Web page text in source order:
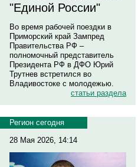
"Единой России"
Во время рабочей поездки в
Приморский край Зампред
Правительства РФ –
полномочный представитель
Президента РФ в ДФО Юрий
Трутнев встретился во
Владивостоке с молодежью.
статьи раздела
Регион сегодня
28 Мая 2026, 14:14